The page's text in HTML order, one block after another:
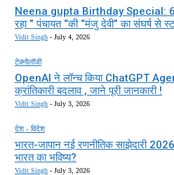
Neena gupta Birthday Special: 67
रहा ” पंचायत “की “मंजु देवी” का संघर्ष से
Vidit Singh - July 4, 2026
टेक्नोलॉजी
OpenAI ने लॉन्च किया ChatGPT
क्रांतिकारी बदलाव , जाने पूरी जानकारी !
Vidit Singh - July 3, 2026
देश - विदेश
भारत-जापान नई रणनीतिक साझेदारी
भारत का भविष्य?
Vidit Singh - July 3, 2026